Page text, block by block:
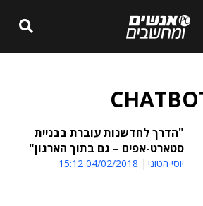
"הדרך לחדשנות עוברת בבניית
סטארט-אפים – גם בתוך הארגון"
יוסי הטוני 04/02/2018 15:12